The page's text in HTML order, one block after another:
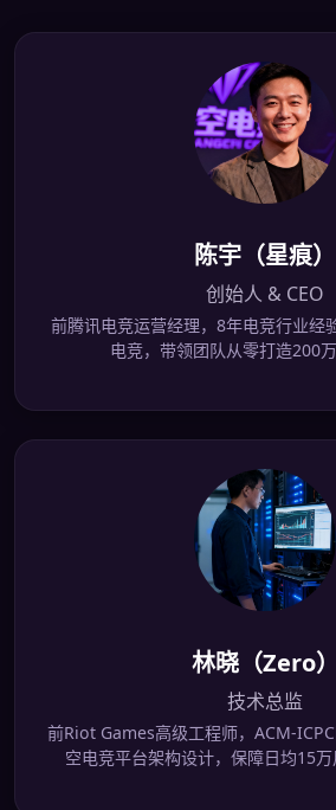
陈宇（星痕）
创始人 & CEO
前腾讯电竞运营经理，8年电竞行业经
电竞，带领团队从零打造200万
林晓（Zero）
技术总监
前Riot Games高级工程师，ACM-
空电竞平台架构设计，保障日均15万